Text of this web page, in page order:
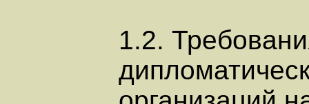
1.2.